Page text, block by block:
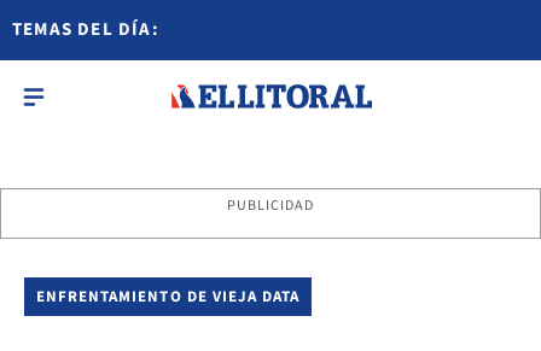
TEMAS DEL DÍA:
PUBLICIDAD
ENFRENTAMIENTO DE VIEJA DATA